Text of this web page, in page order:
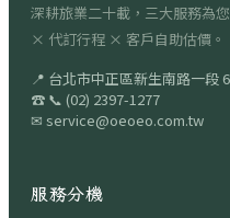
深耕旅業二十載，三大服務為
× 代訂行程 × 客戶自助估價。
📍 台北市中正區新生南路一段
☎ 📞 (02) 2397-1277
✉ service@oeoeo.com.tw
服務分機